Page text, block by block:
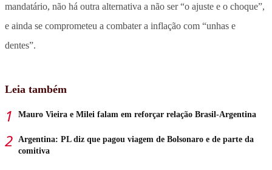
mandatário, não há outra alternativa a não ser “o ajuste e o choque”,
e ainda se comprometeu a combater a inflação com “unhas e
dentes”.
Leia também
Mauro Vieira e Milei falam em reforçar relação Brasil-Argentina
Argentina: PL diz que pagou viagem de Bolsonaro e de parte da
comitiva